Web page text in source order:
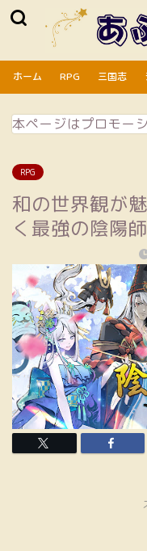
ホーム RPG 三国志
本ページはプロモー
RPG
和の世界観が
く最強の陰陽